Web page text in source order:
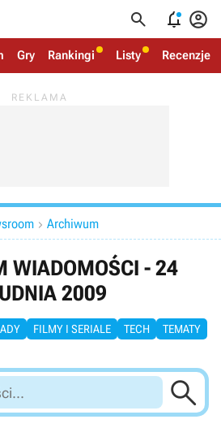
  
Gry Rankingi Listy Recenzje
 Archiwum
WIADOMOŚCI - 24
2009
FILMY I SERIALE TECH TEMATY
